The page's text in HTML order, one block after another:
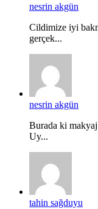
nesrin akgün
Cildimize iyi
gerçek...
nesrin akgün
Burada ki
Uy...
tahin sağduyu